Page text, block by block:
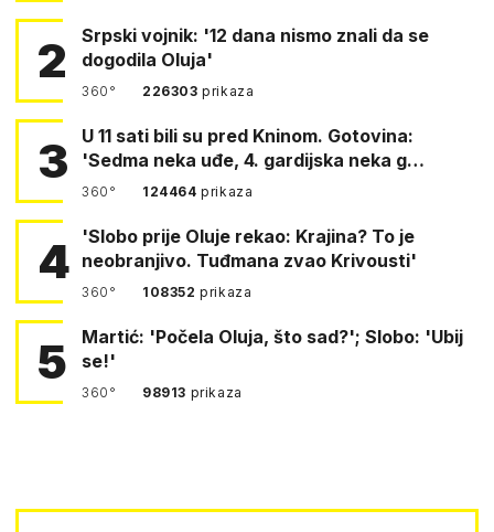
2
Srpski vojnik: '12 dana nismo znali da se
dogodila Oluja'
360° 226303prikaza
3
U 11 sati bili su pred Kninom. Gotovina:
'Sedma neka uđe, 4. gardijska neka g…
360° 124464prikaza
4
'Slobo prije Oluje rekao: Krajina? To je
neobranjivo. Tuđmana zvao Krivousti'
360° 108352prikaza
5
Martić: 'Počela Oluja, što sad?'; Slobo: 'Ubij
se!'
360° 98913 prikaza